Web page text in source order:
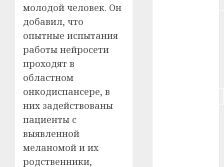
молодой человек. Он
добавил, что
опытные испытания
работы нейросети
проходят в
областном
онкодиспансере, в
них задействованы
пациенты с
выявленной
меланомой и их
родственники,